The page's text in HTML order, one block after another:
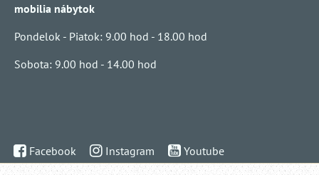
mobilia nábytok
Pondelok - Piatok: 9.00 hod - 18.00 hod
Sobota: 9.00 hod - 14.00 hod
Facebook Instagram
Youtube